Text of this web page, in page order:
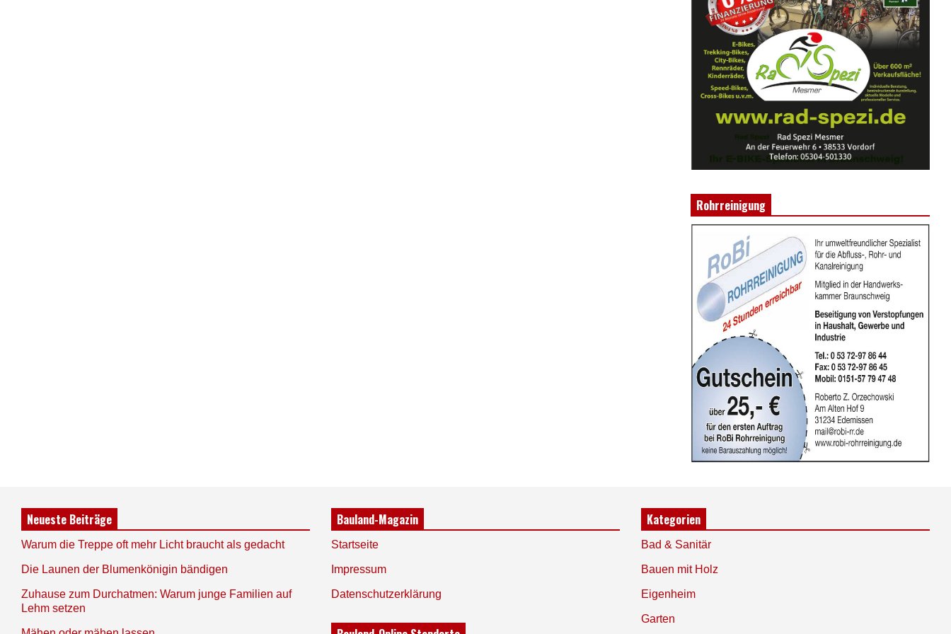
Rohrreinigung
Neueste Beiträge
Warum die Treppe oft mehr Licht braucht als gedacht
Die Launen der Blumenkönigin bändigen
Zuhause zum Durchatmen: Warum junge Familien auf
Lehm setzen
Bauland-Magazin
Startseite
Impressum
Datenschutzerklärung
Kategorien
Bad & Sanitär
Bauen mit Holz
Eigenheim
Garten